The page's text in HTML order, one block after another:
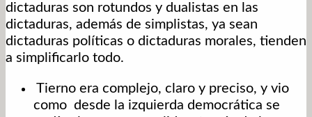
dictaduras son rotundos y dualistas en las
dictaduras, además de simplistas, ya sean
dictaduras políticas o dictaduras morales, tienden
a simplificarlo todo.
Tierno era complejo, claro y preciso, y vio
como desde la izquierda democrática se